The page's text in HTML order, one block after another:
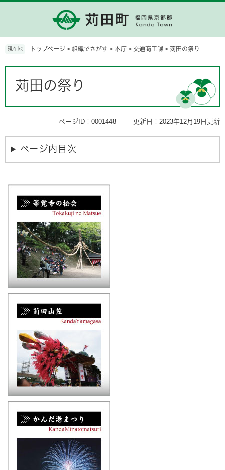
の
で
ー
ば
現在地 トップページ > 組織でさがす > 本庁 > 交通商工課 > 苅田の祭り
苅田の祭り
ページID：0001448 更新日：2023年12月19日更新
ページ内目次